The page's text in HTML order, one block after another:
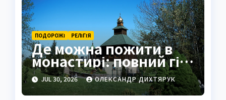
ПОДОРОЖІ РЕЛІГІЯ
Де можна пожити в
монастирі: повний гід
для шукачів тиші
JUL 30, 2026 ОЛЕКСАНДР ДИХТЯРУК